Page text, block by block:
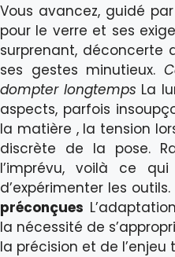
Vous avancez, guidé
pour le verre et ses
surprenant, déconcerte
ses gestes minutieux.
dompter longtemps La
aspects, parfois
la matière , la tension
discrète de la pose.
l’imprévu, voilà ce
d’expérimenter les outils.
préconçues
la nécessité de
la précision et de l’enjeu